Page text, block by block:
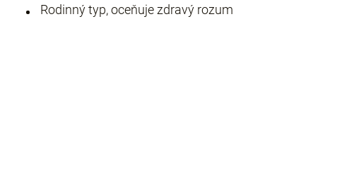
Rodinný typ, oceňuje zdravý rozum